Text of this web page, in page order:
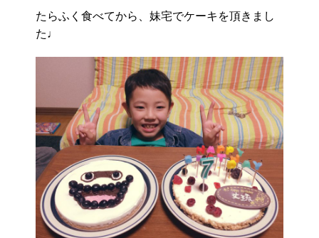
たらふく食べてから、妹宅でケーキを頂きまし
た♩